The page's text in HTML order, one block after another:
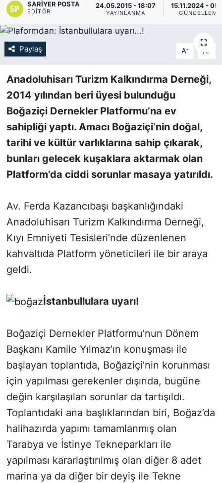
SARIYER POSTA
EDITÖR
24.05.2015 - 18:07
YAYINLANMA
15.11.2024 -
GÜNCELLEME
Paylaş A- A
Anadoluhisarı Turizm Kalkındırma Derneği,
2014 yılından beri üyesi bulunduğu
Boğaziçi Dernekler Platformu’na ev
sahipliği yaptı. Amacı Boğaziçi’nin doğal,
tarihi ve kültür varlıklarına sahip çıkarak,
bunları gelecek kuşaklara aktarmak olan
Platform’da ciddi sorunlar masaya yatırıldı.
Av. Ferda Kazancıbaşı başkanlığındaki
Anadoluhisarı Turizm Kalkındırma Derneği,
Kıyı Emniyeti Tesisleri’nde düzenlenen
kahvaltıda Platform yöneticileri ile bir araya
geldi.
İstanbullulara uyarı!
Boğaziçi Dernekler Platformu’nun Dönem
Başkanı Kamile Yılmaz’ın konuşması ile
başlayan toplantıda, Boğaziçi’nin korunması
için yapılması gerekenler dışında, bugüne
değin karşılaşılan sorunlar da tartışıldı.
Toplantıdaki ana başlıklarından biri, Boğaz’da
halihazırda yapımı tamamlanmış olan
Tarabya ve İstinye Tekneparkları ile
yapılması kararlaştırılmış olan diğer 8 adet
marina ya da diğer bir deyiş ile Tekne
KÖŞE YAZILARI (Arşiv)
MAGAZİN
RÖPORTAJ
SAĞLIK
SARIYER HABERLERİ
SEKTÖR
SİYASET
SON DAKİKA HABERİ
SPOR
TÜRKİYE VE DÜNYA GÜNDEMİ
VİDEO GALERİ
YAŞAM